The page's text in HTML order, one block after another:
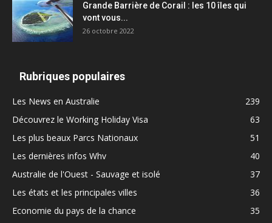
Grande Barrière de Corail : les 10 îles qui
vont vous...
26 octobre 2022
Rubriques populaires
Les News en Australie
239
Découvrez le Working Holiday Visa
63
Les plus beaux Parcs Nationaux
51
Les dernières infos Whv
40
Australie de l'Ouest - Sauvage et isolé
37
Les états et les principales villes
36
Economie du pays de la chance
35